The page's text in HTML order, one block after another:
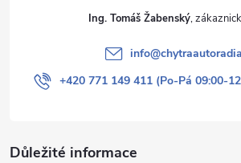
Ing. Tomáš Žabenský
info@
+420 771 149 411 (Po-Pá 09:00-
Důležité informace